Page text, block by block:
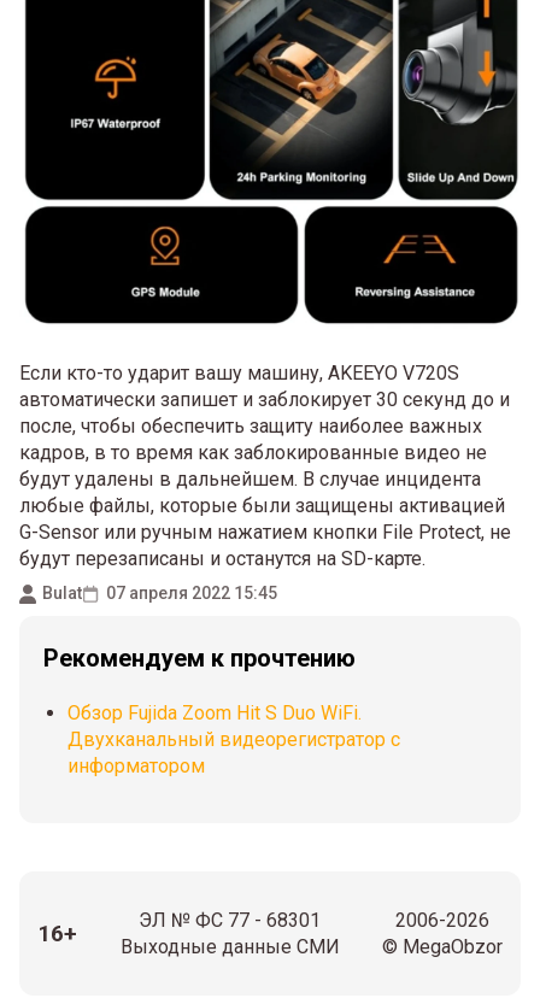
Если кто-то ударит вашу машину, AKEEYO V720S
автоматически запишет и заблокирует 30 секунд до и
после, чтобы обеспечить защиту наиболее важных
кадров, в то время как заблокированные видео не
будут удалены в дальнейшем. В случае инцидента
любые файлы, которые были защищены активацией
G-Sensor или ручным нажатием кнопки File Protect, не
будут перезаписаны и останутся на SD-карте.
Bulat 07 апреля 2022 15:45
Рекомендуем к прочтению
Обзор Fujida Zoom Hit S Duo WiFi.
Двухканальный видеорегистратор с
информатором
16+
ЭЛ № ФС 77 - 68301
Выходные данные СМИ
2006-2026
© MegaObzor